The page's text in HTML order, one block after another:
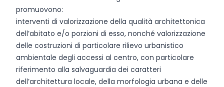
promuovono:
interventi di valorizzazione della qualità architettonica
dell’abitato e/o porzioni di esso, nonché valorizzazione
delle costruzioni di particolare rilievo urbanistico
ambientale degli accessi al centro, con particolare
riferimento alla salvaguardia dei caratteri
dell’architettura locale, della morfologia urbana e delle